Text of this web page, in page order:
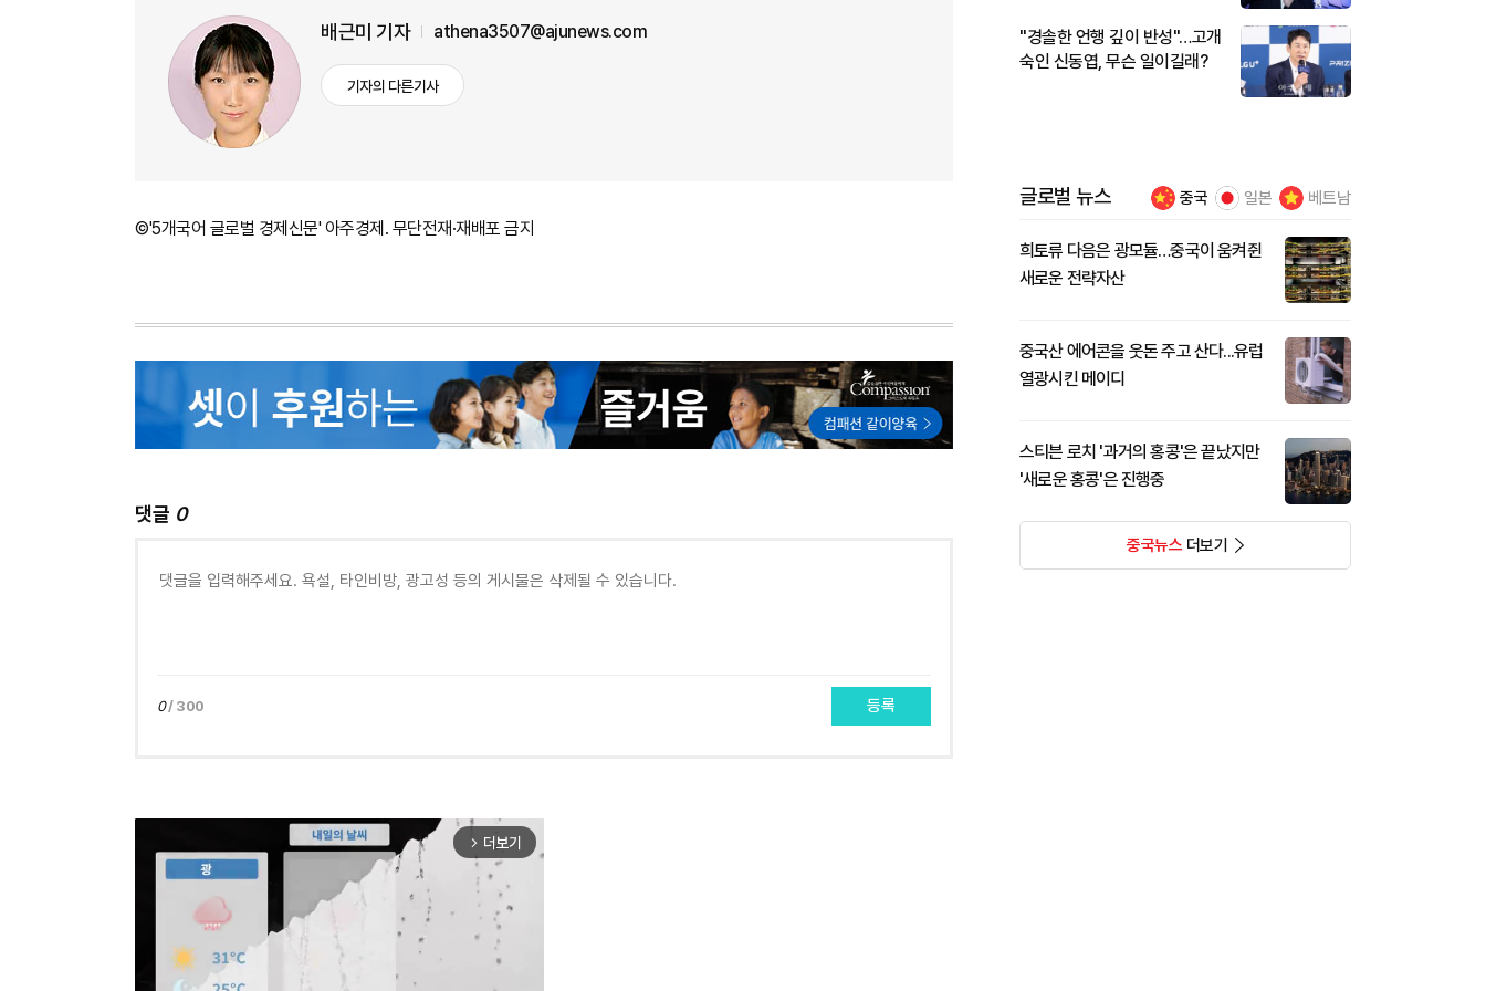
배근미 기자 athena3507@ajunews.com
기자의 다른기사
©'5개국어 글로벌 경제신문' 아주경제. 무단전재·재배포 금지
댓글 0
0/ 300 등록
arrow_forward_ios 더보기
"경솔한 언행 깊이 반성"…고개
숙인 신동엽, 무슨 일이길래?
글로벌 뉴스 중국 일본 베트남
희토류 다음은 광모듈…중국이 움켜쥔
새로운 전략자산
중국산 에어콘을 웃돈 주고 산다...유럽
열광시킨 메이디
스티븐 로치 '과거의 홍콩'은 끝났지만
'새로운 홍콩'은 진행중
중국뉴스더보기